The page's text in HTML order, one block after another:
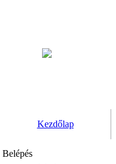
Kezdőlap
Belépés